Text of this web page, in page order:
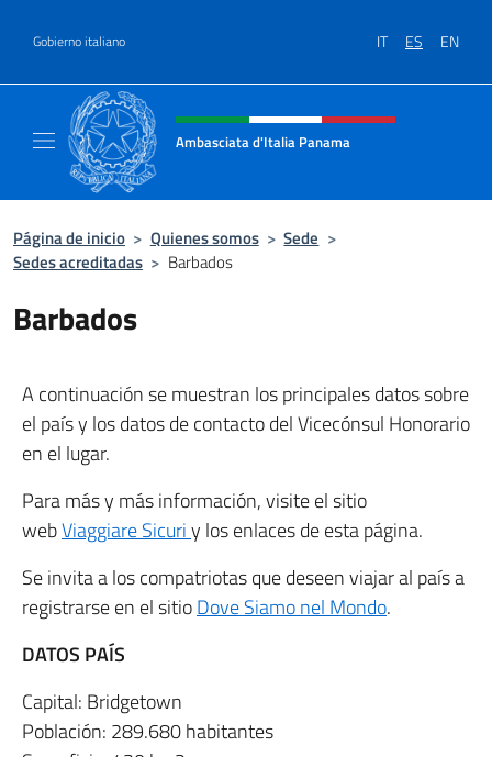
Gobierno italiano IT ES EN
Encabezado del sitio web,
Ambasciata d'Italia Panama
Página de inicio > Quienes somos > Sede >
Sedes acreditadas > Barbados
Barbados
A continuación se muestran los principales datos sobre
el país y los datos de contacto del Vicecónsul Honorario
en el lugar.
Para más y más información, visite el sitio
webViaggiare Sicuriy los enlaces de esta página.
Se invita a los compatriotas que deseen viajar al país a
registrarse en el sitioDove Siamo nel Mondo.
DATOS PAÍS
Capital: Bridgetown
Población: 289.680 habitantes